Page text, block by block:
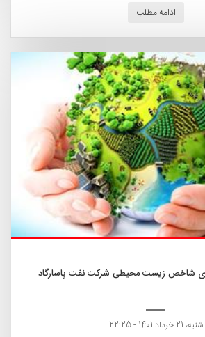
ادامه مطلب
شاخص زیست محیطی شرکت نفت پاسارگاد
شنبه، 21 خرداد 1401 - 22:25